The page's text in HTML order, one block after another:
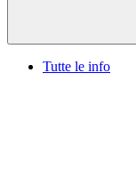
Tutte le info